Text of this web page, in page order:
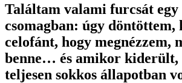
Találtam valami furcsát egy
csomagban: úgy
celofánt, hogy megnézzem,
benne… és amikor kiderült,
teljesen sokkos állapotban